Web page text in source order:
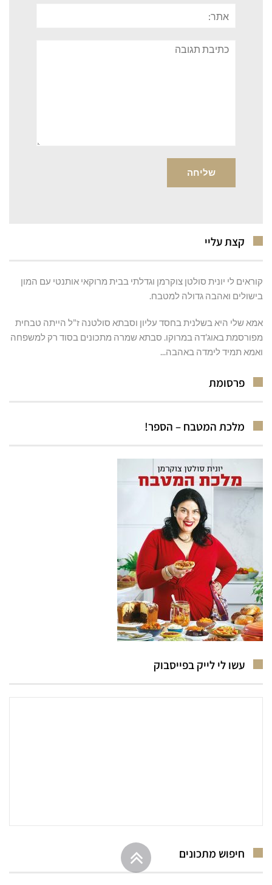
תגובה
קצת עליי
קוראים לי יונית סולטן צוקרמן וגדלתי בבית מרוקאי אותנטי עם המון
בישולים ואהבה גדולה למטבח.
אמא שלי היא בשלנית בחסד עליון וסבתא סולטנה ז"ל הייתה טבחית
מפורסמת באוג'דה במרוקו. סבתא שמרה מתכונים בסוד רק למשפחה
ואמא תמיד לימדה באהבה...
פרסומת
מלכת המטבח – הספר!
עשו לי לייק בפייסבוק
חיפוש מתכונים
גלילה
לראש